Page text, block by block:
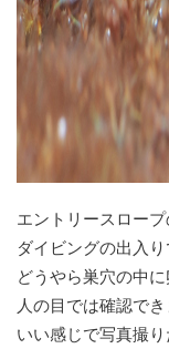
エントリースロー
ダイビングの出入り
どうやら巣穴の中
人の目では確認でき
いい感じで写真撮